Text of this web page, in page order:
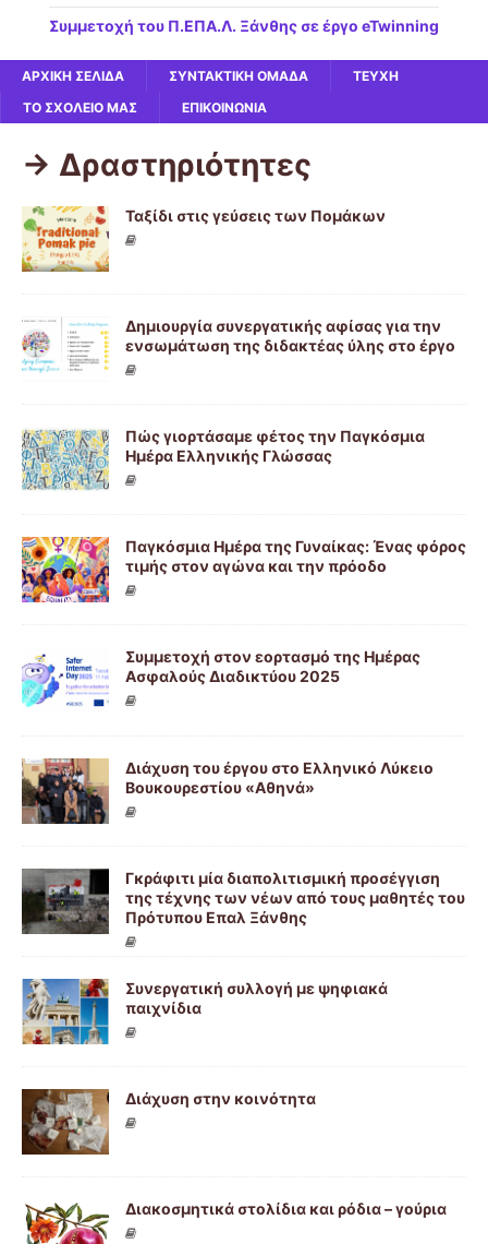
Συμμετοχή του Π.ΕΠΑ.Λ. Ξάνθης σε έργο eTwinning
ΑΡΧΙΚΉ ΣΕΛΊΔΑ ΣΥΝΤΑΚΤΙΚΗ ΟΜΑΔΑ
ΤΕΥΧΗ
ΤΟ ΣΧΟΛΕΙΟ ΜΑΣ
ΕΠΙΚΟΙΝΩΝΙΑ
-> Δραστηριότητες
Ταξίδι στις γεύσεις των Πομάκων
Δημιουργία συνεργατικής αφίσας για την
ενσωμάτωση της διδακτέας ύλης στο έργο
Πώς γιορτάσαμε φέτος την Παγκόσμια
Ημέρα Ελληνικής Γλώσσας
Παγκόσμια Ημέρα της Γυναίκας: Ένας φόρος
τιμής στον αγώνα και την πρόοδο
Συμμετοχή στον εορτασμό της Ημέρας
Ασφαλούς Διαδικτύου 2025
Διάχυση του έργου στο Ελληνικό Λύκειο
Βουκουρεστίου «Αθηνά»
Γκράφιτι μία διαπολιτισμική προσέγγιση
της τέχνης των νέων από τους μαθητές του
Πρότυπου Επαλ Ξάνθης
Συνεργατική συλλογή με ψηφιακά
παιχνίδια
Διάχυση στην κοινότητα
Διακοσμητικά στολίδια και ρόδια – γούρια